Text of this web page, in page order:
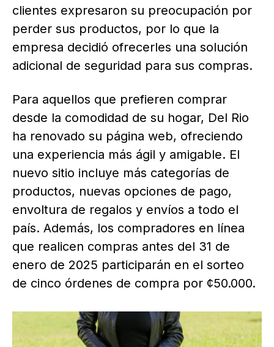
clientes expresaron su preocupación por
perder sus productos, por lo que la
empresa decidió ofrecerles una solución
adicional de seguridad para sus compras.
Para aquellos que prefieren comprar
desde la comodidad de su hogar, Del Rio
ha renovado su página web, ofreciendo
una experiencia más ágil y amigable. El
nuevo sitio incluye más categorías de
productos, nuevas opciones de pago,
envoltura de regalos y envíos a todo el
país. Además, los compradores en línea
que realicen compras antes del 31 de
enero de 2025 participarán en el sorteo
de cinco órdenes de compra por ¢50.000.